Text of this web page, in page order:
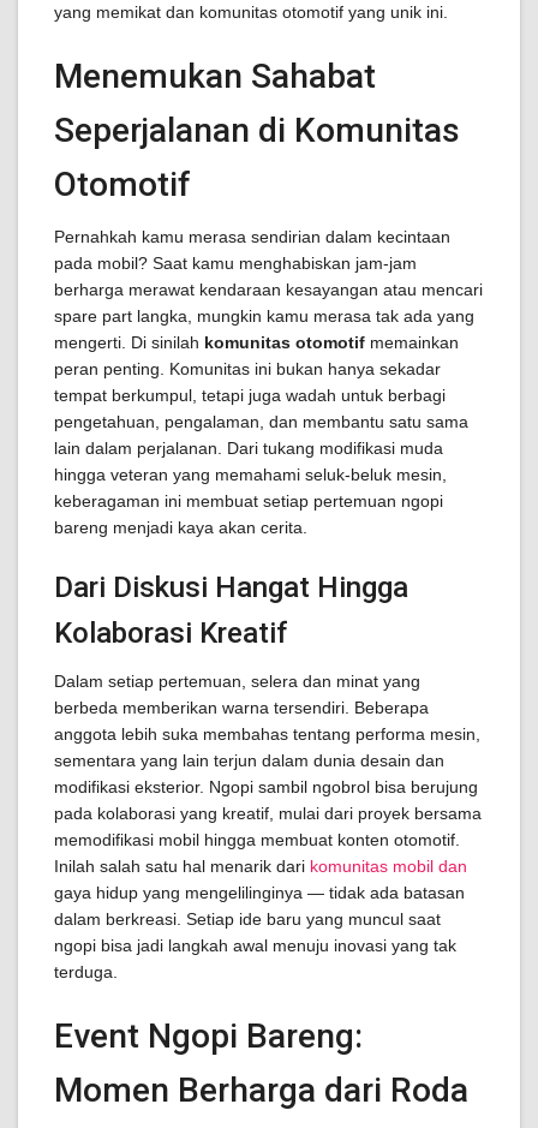
yang memikat dan komunitas otomotif yang unik ini.
Menemukan Sahabat
Seperjalanan di Komunitas
Otomotif
Pernahkah kamu merasa sendirian dalam kecintaan
pada mobil? Saat kamu menghabiskan jam-jam
berharga merawat kendaraan kesayangan atau mencari
spare part langka, mungkin kamu merasa tak ada yang
mengerti. Di sinilah komunitas otomotif memainkan
peran penting. Komunitas ini bukan hanya sekadar
tempat berkumpul, tetapi juga wadah untuk berbagi
pengetahuan, pengalaman, dan membantu satu sama
lain dalam perjalanan. Dari tukang modifikasi muda
hingga veteran yang memahami seluk-beluk mesin,
keberagaman ini membuat setiap pertemuan ngopi
bareng menjadi kaya akan cerita.
Dari Diskusi Hangat Hingga
Kolaborasi Kreatif
Dalam setiap pertemuan, selera dan minat yang
berbeda memberikan warna tersendiri. Beberapa
anggota lebih suka membahas tentang performa mesin,
sementara yang lain terjun dalam dunia desain dan
modifikasi eksterior. Ngopi sambil ngobrol bisa berujung
pada kolaborasi yang kreatif, mulai dari proyek bersama
memodifikasi mobil hingga membuat konten otomotif.
Inilah salah satu hal menarik dari komunitas mobil dan
gaya hidup yang mengelilinginya — tidak ada batasan
dalam berkreasi. Setiap ide baru yang muncul saat
ngopi bisa jadi langkah awal menuju inovasi yang tak
terduga.
Event Ngopi Bareng:
Momen Berharga dari Roda